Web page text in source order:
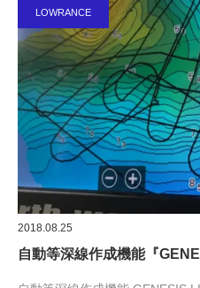
LOWRANCE
2018.08.25
自動等深線作成機能『